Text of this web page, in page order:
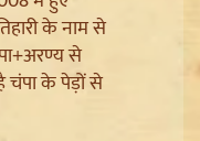
की नई ऊंचाइयों
का जताया
के नाम से
से
चंपा के पेड़ों से